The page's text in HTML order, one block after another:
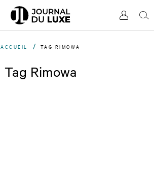
Mon
ACCUEIL TAG RIMOWA
Tag Rimowa